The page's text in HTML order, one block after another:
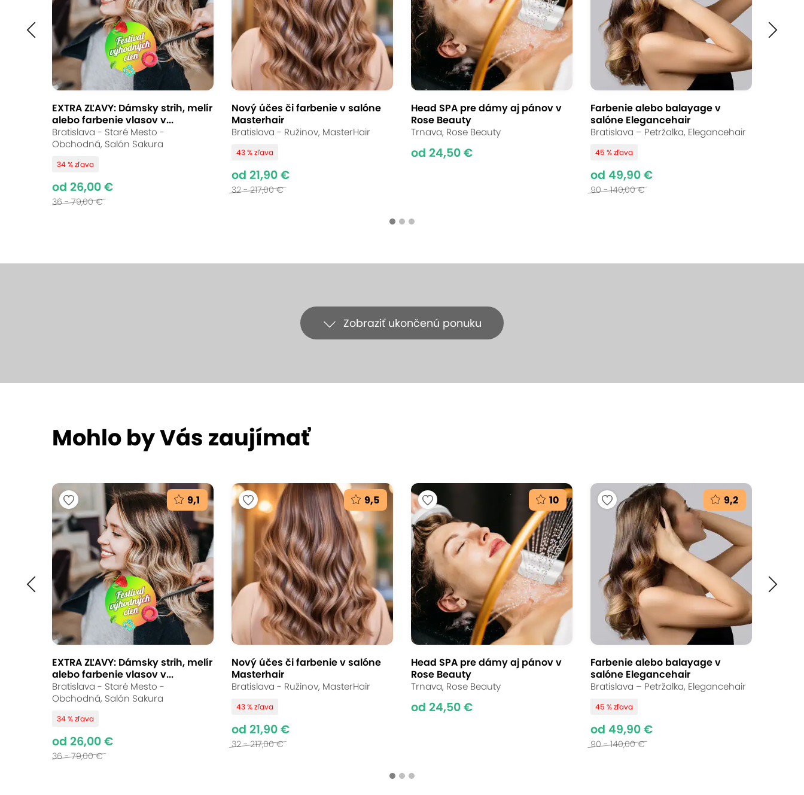
EXTRA ZĽAVY: Dámsky strih, melír
alebo farbenie vlasov v...
Bratislava - Staré Mesto -
Obchodná, Salón Sakura
34 % zľava
od 26,00 €
36 - 79,00 €
Nový účes či farbenie v salóne
Masterhair
Bratislava - Ružinov, MasterHair
43 % zľava
od 21,90 €
32 - 217,00 €
Head SPA pre dámy aj pánov v
Rose Beauty
Trnava, Rose Beauty
od 24,50 €
Farbenie alebo balayage v
salóne Elegancehair
Bratislava – Petržalka, Elegancehair
45 % zľava
od 49,90 €
90 - 140,00 €
Zobraziť ukončenú ponuku
Vlasové procedúry - farbenie, strih,
laminácia aj balayage v DIAMONDFACE
DIAMONDFACE – Centrum tvárovej kondície, Bratislava - Ružinov(mapa)
9.4 Vynikajúce hodnotenie
Ukončené
od 49,90 €
Až 45 % zľava Bežná cena: 92 - 235,00 €
Objavte kúzlo vlasových procedúr v centre tvárovej kondície DIAMONDFACE v Bratislave! Doprajte svojim vlasom svieži
vzhľad s farbením, strihom či lamináciou. Čakajú vás luxusná starostlivosť, odborné konzultácie a dokonalý styling, ktorý
podčiarkne vašu krásu. Zverte svoje vlasy do rúk profesionálov a zažiarte!
Mohlo by Vás zaujímať
9,1
EXTRA ZĽAVY: Dámsky strih, melír
alebo farbenie vlasov v...
Bratislava - Staré Mesto -
Obchodná, Salón Sakura
34 % zľava
od 26,00 €
36 - 79,00 €
9,5
Nový účes či farbenie v salóne
Masterhair
Bratislava - Ružinov, MasterHair
43 % zľava
od 21,90 €
32 - 217,00 €
10
Head SPA pre dámy aj pánov v
Rose Beauty
Trnava, Rose Beauty
od 24,50 €
9,2
Farbenie alebo balayage v
salóne Elegancehair
Bratislava – Petržalka, Elegancehair
45 % zľava
od 49,90 €
90 - 140,00 €